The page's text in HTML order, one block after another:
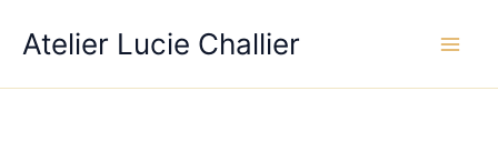
Atelier Lucie Challier